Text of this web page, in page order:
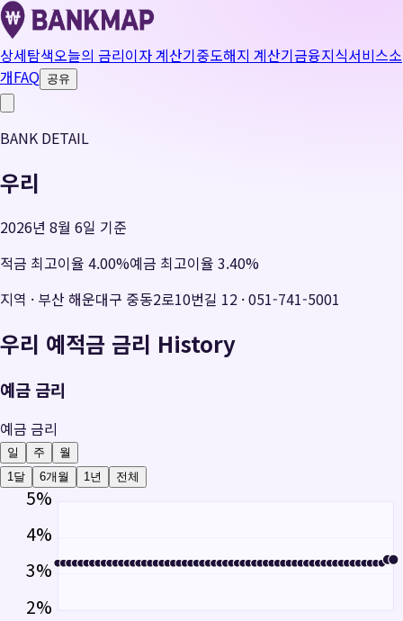
상세탐색오늘의 금리이자 계산기중도해지 계산기금융지식서비스소
개FAQ 공유
BANK DETAIL
우리
2026년 8월 6일 기준
적금 최고이율 4.00%예금 최고이율 3.40%
지역 · 부산 해운대구 중동2로10번길 12 ·051-741-5001
우리 예적금 금리 History
예금 금리
예금 금리
일 주
월
1달
6개월 1년 전체
5%
4%
3%
2%